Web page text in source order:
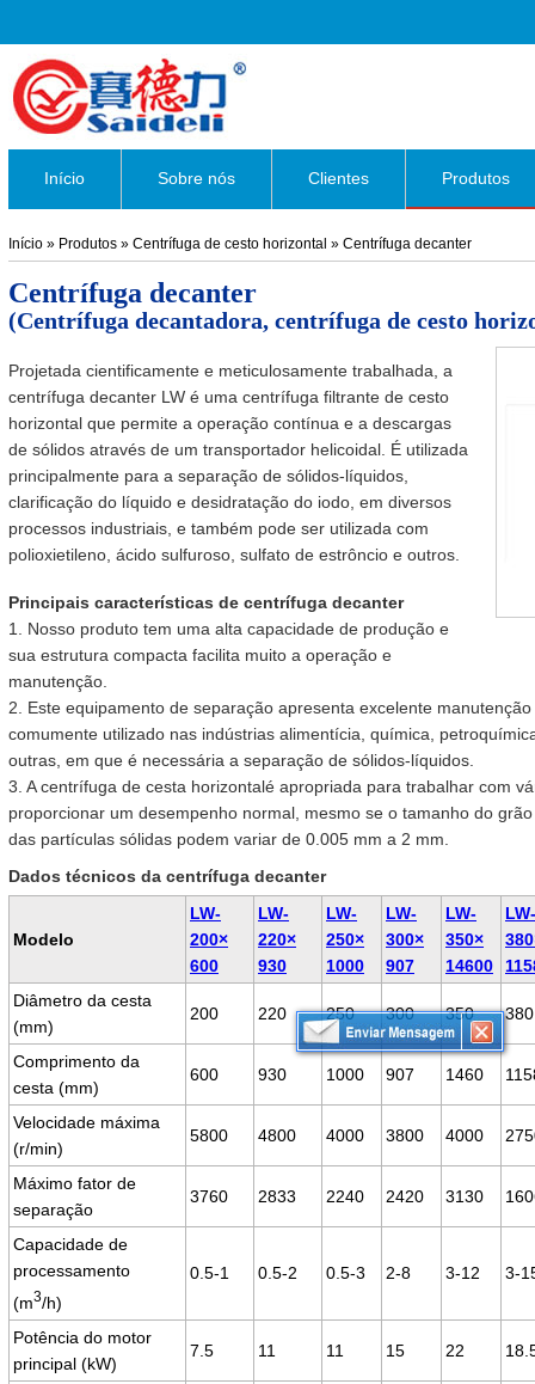
Início Sobre nós Clientes Produtos
Início » Produtos » Centrífuga de cesto horizontal » Centrífuga decanter
Centrífuga decanter
(Centrífuga decantadora, centrífuga de cesto
Projetada cientificamente e meticulosamente trabalhada, a
centrífuga decanter LW é uma centrífuga filtrante de cesto
horizontal que permite a operação contínua e a descargas
de sólidos através de um transportador helicoidal. É utilizada
principalmente para a separação de sólidos-líquidos,
clarificação do líquido e desidratação do iodo, em diversos
processos industriais, e também pode ser utilizada com
polioxietileno, ácido sulfuroso, sulfato de estrôncio e outros.
Principais características de centrífuga decanter
1. Nosso produto tem uma alta capacidade de produção e
sua estrutura compacta facilita muito a operação e
manutenção.
2. Este equipamento de separação apresenta excelente
comumente utilizado nas indústrias alimentícia, química,
outras, em que é necessária a separação de sólidos-líquidos.
3. A centrífuga de cesta horizontalé apropriada para trabalhar com
proporcionar um desempenho normal, mesmo se o tamanho do
das partículas sólidas podem variar de 0.005 mm a 2 mm.
Dados técnicos da centrífuga decanter
Modelo
LW-
200×
600
LW-
220×
930
LW-
250×
1000
LW-
300×
907
LW-
350×
14600
LW-
Diâmetro da cesta
(mm)
200 220 250 300 350 380
Comprimento da
cesta (mm)
600 930 1000 907 1460
Velocidade máxima
(r/min)
5800 4800 4000 3800 4000
Máximo fator de
separação
3760 2833 2240 2420 3130
Capacidade de
processamento
(m3/h)
0.5-1 0.5-2 0.5-3 2-8 3-12 3-
Potência do motor
principal (kW)
7.5 11 11 15 22